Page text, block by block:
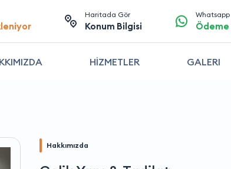
Haritada Gör
Konum Bilgisi
Whatsapp
HİZMETLER GALERI
Hakkımızda